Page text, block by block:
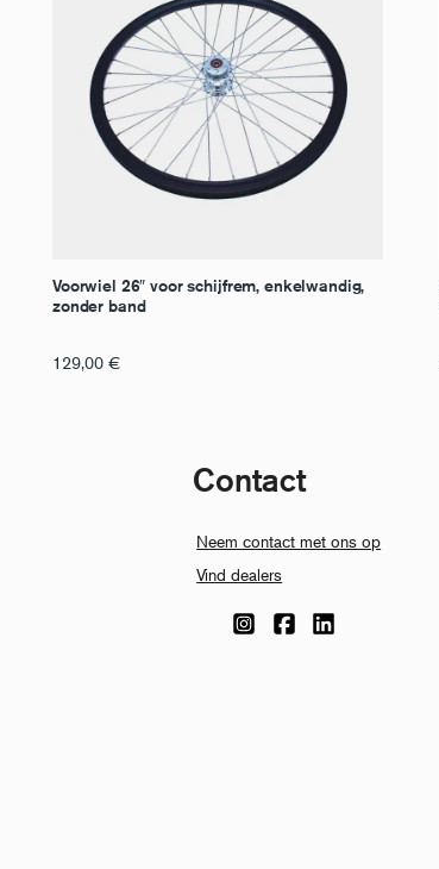
Voorwiel 26″ voor schijfrem, enkelwandig,
zonder band
129,00 €
Contact
Neem contact met ons op
Vind dealers